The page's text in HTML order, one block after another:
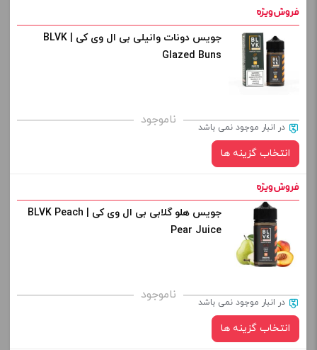
افزودن به سبد خرید
نیکوتین:
برای فعال شدن سبد خرید و نمایش قیمت ، گزینه های محصول را
از کادر بالا انتخاب کنید.
+
افزودن به سبد خرید
جویس دونات وانیلی بی ال وی کی | BLVK
Glazed Buns
ناموجود در انبار موجود نمی باشد
انتخاب گزینه ها
نیکوتین:
برای فعال شدن سبد خرید و نمایش قیمت ، گزینه های محصول را
از کادر بالا انتخاب کنید.
+
جویس هلو گلابی بی ال وی کی | BLVK Peach
Pear Juice
ناموجود در انبار موجود نمی باشد
انتخاب گزینه ها